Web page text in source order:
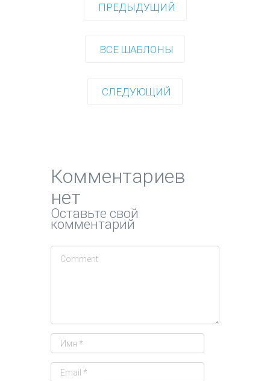
ПРЕДЫДУЩИЙ
ВСЕ ШАБЛОНЫ
СЛЕДУЮЩИЙ
Комментариев
нет
Оставьте свой
комментарий